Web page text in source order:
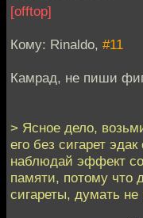
[offtop]
Кому: Rinaldo, #11
Камрад, не пиши
> Ясное дело,
его без сигарет
наблюдай эффект
памяти, потому что
сигареты, думать не